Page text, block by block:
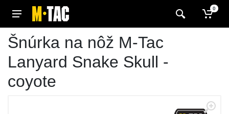
0
Šnúrka na nôž M-Tac
Lanyard Snake Skull -
coyote